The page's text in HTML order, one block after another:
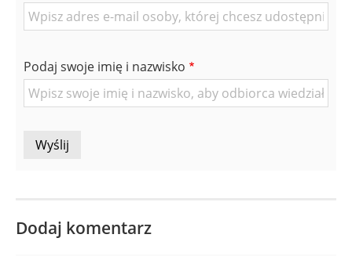
E-
znajomej
Osoby
Podaj swoje imię i nazwisko
Dodaj komentarz